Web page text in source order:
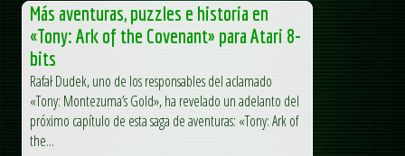
Más aventuras, puzzles e historia en
«Tony: Ark of the Covenant» para Atari 8-
bits
Rafał Dudek, uno de los responsables del aclamado
«Tony: Montezuma’s Gold», ha revelado un adelanto del
próximo capítulo de esta saga de aventuras: «Tony: Ark of
the...